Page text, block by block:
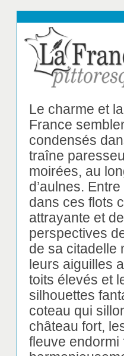
Le charme et
France
condensés
traîne
moirées, au
d’aulnes.
dans ces flots
attrayante et
perspectives
de sa citadelle
leurs aiguilles
toits élevés et
silhouettes
coteau qui
château fort,
fleuve endormi